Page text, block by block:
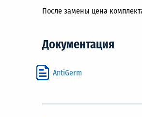
После замены цена
Документация
AntiGerm